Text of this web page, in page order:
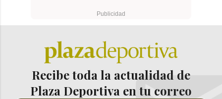
Recibe toda la actualidad de
Plaza Deportiva en tu correo